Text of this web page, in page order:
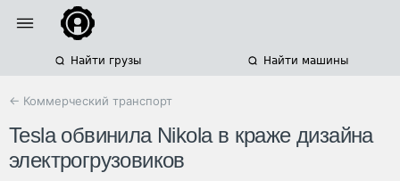
Найти грузы Найти машины
← Коммерческий транспорт
Tesla обвинила Nikola в краже дизайна
электрогрузовиков